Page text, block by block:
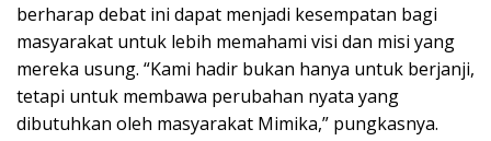
berharap debat ini dapat menjadi kesempatan bagi
masyarakat untuk lebih memahami visi dan misi yang
mereka usung. “Kami hadir bukan hanya untuk berjanji,
tetapi untuk membawa perubahan nyata yang
dibutuhkan oleh masyarakat Mimika,” pungkasnya.